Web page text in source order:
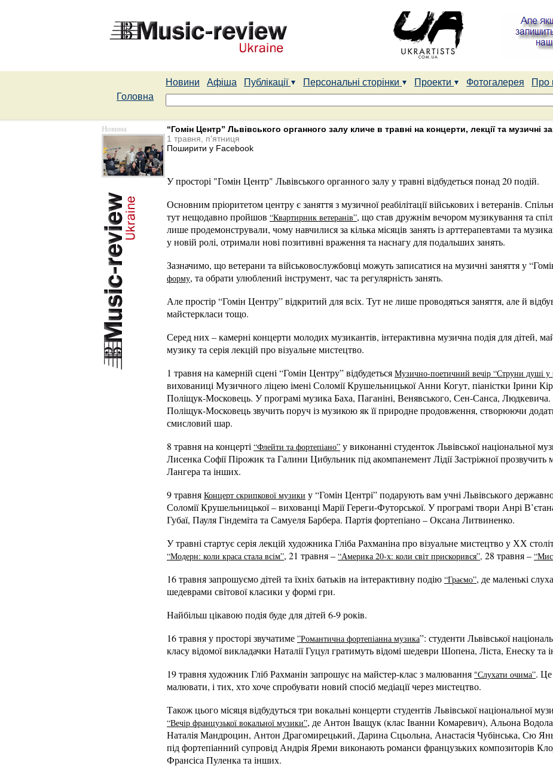
Новини Афіша Публікації Персональні сторінки Проекти Фотогалерея Про
Головна
Новина
“Гомін Центр” Львівського органного залу кличе в травні на концерти, лекції та музичні
1 травня, п'ятниця
Поширити у Facebook
У просторі "Гомін Центр" Львівського органного залу у травні відбудеться понад 20 подій.
Основним пріоритетом центру є заняття з музичної реабілітації військових і ветеранів.
тут нещодавно пройшов “Квартирник ветеранів”, що став дружнім вечором музикування та
лише продемонстрували, чому навчилися за кілька місяців занять із арттерапевтами та
у новій ролі, отримали нові позитивні враження та наснагу для подальших занять.
Зазначимо, що ветерани та військовослужбовці можуть записатися на музичні заняття у
форму, та обрати улюблений інструмент, час та регулярність занять.
Але простір “Гомін Центру” відкритий для всіх. Тут не лише проводяться заняття, але й
майстеркласи тощо.
Серед них – камерні концерти молодих музикантів, інтерактивна музична подія для дітей,
музику та серія лекцій про візуальне мистецтво.
1 травня на камерній сцені “Гомін Центру” відбудеться Музично-поетичний вечір “Струни душі у
вихованиці Музичного ліцею імені Соломії Крушельницької Анни Когут, піаністки Ірини
Поліщук-Московець. У програмі музика Баха, Паганіні, Венявського, Сен-Санса, Людкевича.
Поліщук-Московець звучить поруч із музикою як її природне продовження, створюючи
смисловий шар.
8 травня на концерті “Флейти та фортепіано” у виконанні студенток Львівської національної
Лисенка Софії Пірожик та Галини Цибульник під акомпанемент Лідії Застріжної
Лангера та інших.
9 травня Концерт скрипкової музики у “Гомін Центрі” подарують вам учні Львівського
Соломії Крушельницької – вихованці Марії Гереги-Футорської. У програмі твори Анрі
Губаї, Пауля Гіндеміта та Самуеля Барбера. Партія фортепіано – Оксана Литвиненко.
У травні стартує серія лекцій художника Гліба Рахманіна про візуальне мистецтво у ХХ
“Модерн: коли краса стала всім”, 21 травня – “Америка 20-х: коли світ прискорився”, 28 травня –
16 травня запрошуємо дітей та їхніх батьків на інтерактивну подію “Граємо”, де маленькі
шедеврами світової класики у формі гри.
Найбільш цікавою подія буде для дітей 6-9 років.
16 травня у просторі звучатиме ”Романтична фортепіанна музика”: студенти Львівської
класу відомої викладачки Наталії Гуцул гратимуть відомі шедеври Шопена, Ліста, Енеску та
19 травня художник Гліб Рахманін запрошує на майстер-клас з малювання "Слухати очима”. Це
малювати, і тих, хто хоче спробувати новий спосіб медіації через мистецтво.
Також цього місяця відбудуться три вокальні концерти студентів Львівської національної
“Вечір французької вокальної музики”, де Антон Іващук (клас Іванни Комаревич), Альона
Наталія Мандроцин, Антон Драгомирецький, Дарина Сцьольна, Анастасія Чубінська, Сю
під фортепіанний супровід Андрія Яреми виконають романси французьких композиторів
Франсіса Пуленка та інших.